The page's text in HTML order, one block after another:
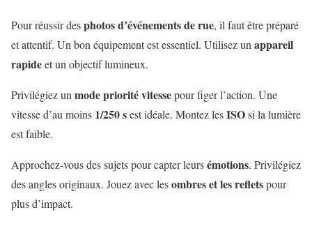
Pour réussir desphotos d’événements de rue, il faut être préparé
et attentif. Un bon équipement est essentiel. Utilisez unappareil
rapideet un objectif lumineux.
Privilégiez unmode priorité vitessepour figer l’action. Une
vitesse d’au moins 1/250 sest idéale. Montez lesISOsi la lumière
est faible.
Approchez-vous des sujets pour capter leursémotions. Privilégiez
des angles originaux. Jouez avec lesombres et les refletspour
plus d’impact.